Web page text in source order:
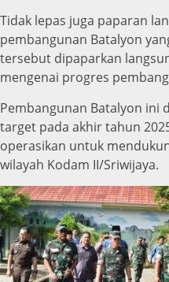
Tidak lepas juga paparan
pembangunan Batalyon
tersebut dipaparkan
mengenai progres
Pembangunan Batalyon ini
target pada akhir tahun
operasikan untuk
wilayah Kodam II/Sriwijaya.